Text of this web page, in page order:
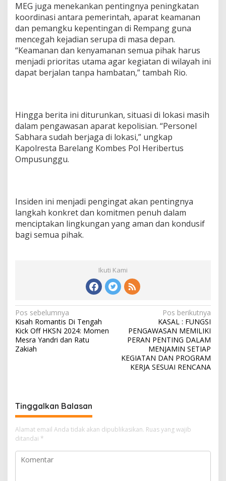
MEG juga menekankan pentingnya peningkatan
koordinasi antara pemerintah, aparat keamanan
dan pemangku kepentingan di Rempang guna
mencegah kejadian serupa di masa depan.
“Keamanan dan kenyamanan semua pihak harus
menjadi prioritas utama agar kegiatan di wilayah ini
dapat berjalan tanpa hambatan,” tambah Rio.
Hingga berita ini diturunkan, situasi di lokasi masih
dalam pengawasan aparat kepolisian. “Personel
Sabhara sudah berjaga di lokasi,” ungkap
Kapolresta Barelang Kombes Pol Heribertus
Ompusunggu.
Insiden ini menjadi pengingat akan pentingnya
langkah konkret dan komitmen penuh dalam
menciptakan lingkungan yang aman dan kondusif
bagi semua pihak.
Ikuti Kami
N
a
v
i
s
i
p
o
s
Pos sebelumnya
Kisah Romantis Di Tengah
Kick Off HKSN 2024: Momen
Mesra Yandri dan Ratu
Zakiah
Pos berikutnya
KASAL : FUNGSI
PENGAWASAN MEMILIKI
PERAN PENTING DALAM
MENJAMIN SETIAP
KEGIATAN DAN PROGRAM
KERJA SESUAI RENCANA
Tinggalkan Balasan
Alamat email Anda tidak akan dipublikasikan. Ruas yang wajib
ditandai *